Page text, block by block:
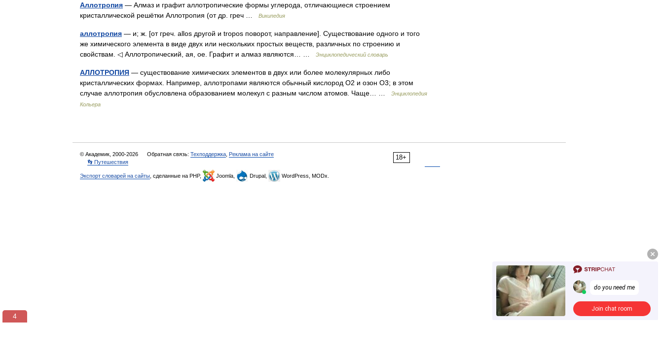
Аллотропия — Алмаз и графит аллотропические формы углерода, отличающиеся строением
кристаллической решётки Аллотропия (от др. греч …
Википедия
аллотропия — и; ж. [от греч. allos другой и tropos поворот, направление]. Существование одного и того
же химического элемента в виде двух или нескольких простых веществ, различных по строению и
свойствам. ◁ Аллотропический, ая, ое. Графит и алмаз являются… …
Энциклопедический словарь
АЛЛОТРОПИЯ — существование химических элементов в двух или более молекулярных либо
кристаллических формах. Например, аллотропами являются обычный кислород O2 и озон O3; в этом
случае аллотропия обусловлена образованием молекул с разным числом атомов. Чаще… …
Энциклопедия
Кольера
18+
© Академик, 2000-2026 Обратная связь: Техподдержка Реклама на сайте
👣 Путешествия
Экспорт словарей на сайты , сделанные на PHP, Joomla, Drupal, WordPress, MODx.
3